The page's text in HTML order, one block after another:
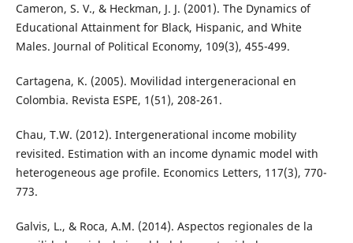
Cameron, S. V., & Heckman, J. J. (2001). The Dynamics of
Educational Attainment for Black, Hispanic, and White
Males. Journal of Political Economy, 109(3), 455-499.
Cartagena, K. (2005). Movilidad intergeneracional en
Colombia. Revista ESPE, 1(51), 208-261.
Chau, T.W. (2012). Intergenerational income mobility
revisited. Estimation with an income dynamic model with
heterogeneous age profile. Economics Letters, 117(3), 770-
773.
Galvis, L., & Roca, A.M. (2014). Aspectos regionales de la